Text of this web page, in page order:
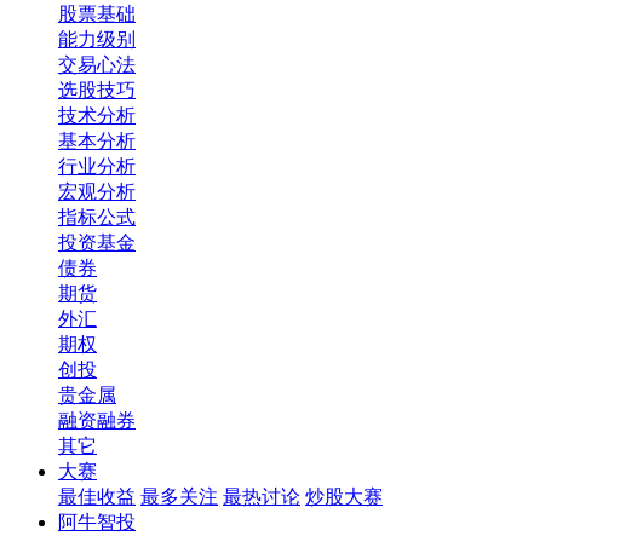
股票基础
能力级别
交易心法
选股技巧
技术分析
基本分析
行业分析
宏观分析
指标公式
投资基金
债券
期货
外汇
期权
创投
贵金属
融资融券
其它
大赛
最佳收益 最多关注 最热讨论 炒股大赛
阿牛智投